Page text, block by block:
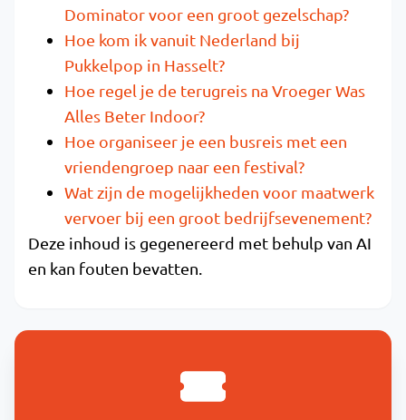
Dominator voor een groot gezelschap?
Hoe kom ik vanuit Nederland bij
Pukkelpop in Hasselt?
Hoe regel je de terugreis na Vroeger Was
Alles Beter Indoor?
Hoe organiseer je een busreis met een
vriendengroep naar een festival?
Wat zijn de mogelijkheden voor maatwerk
vervoer bij een groot bedrijfsevenement?
Deze inhoud is gegenereerd met behulp van AI
en kan fouten bevatten.